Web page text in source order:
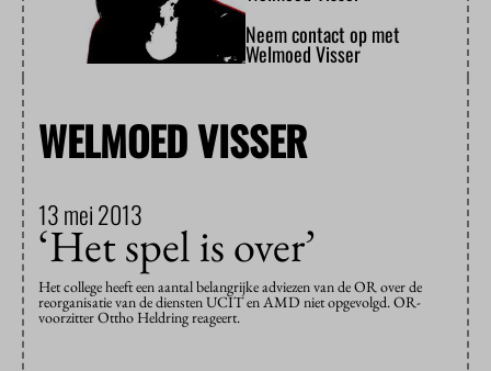
WELMOED VISSER
13 mei 2013
‘Het spel is over’
Het college heeft een aantal belangrijke adviezen van de OR over de
reorganisatie van de diensten UCIT en AMD niet opgevolgd. OR-
voorzitter Ottho Heldring reageert.
Neem contact op met
Welmoed Visser